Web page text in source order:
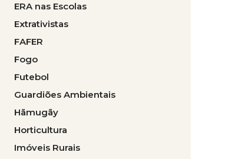
ERA nas Escolas
Extrativistas
FAFER
Fogo
Futebol
Guardiões Ambientais
Hãmugãy
Horticultura
Imóveis Rurais